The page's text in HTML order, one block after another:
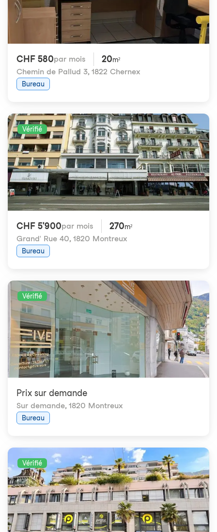
CHF 580par mois 20m²
Chemin de Pallud 3, 1822 Chernex
Bureau
Vérifié
CHF 5'900par mois 270m²
Grand' Rue 40, 1820 Montreux
Bureau
Vérifié
Prix ​​sur demande
Sur demande, 1820 Montreux
Bureau
Vérifié